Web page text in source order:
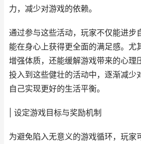
力，减少对游戏的依赖。
通过参与这些活动，玩家不仅能进步
能在身心上获得更全面的满足感。尤
增强体质，还能缓解游戏带来的心理
投入到这些健壮的活动中，逐渐减少
自己实现更好的生活平衡。
| 设定游戏目标与奖励机制
为避免陷入无意义的游戏循环，玩家